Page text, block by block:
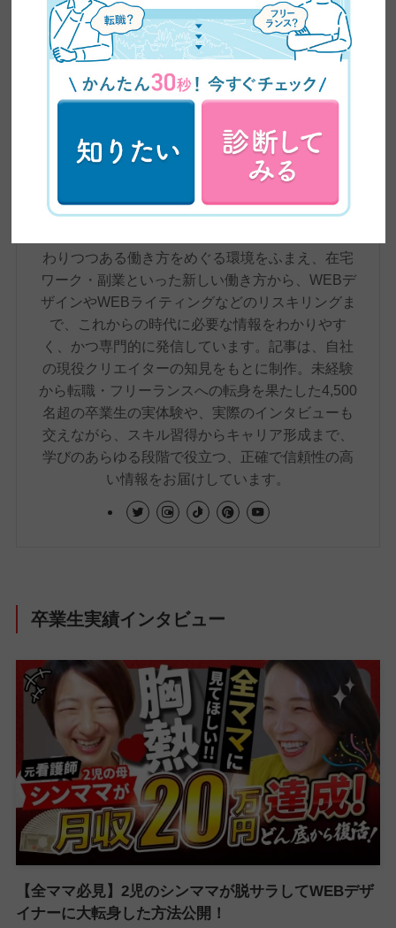
ZEROICHI TIMES by 日本デザイン 編集部
ZEROICHI TIMESは、副業・兼業の解禁や普及、
わりつつある働き方をめぐる環境をふまえ、在宅
ワーク・副業といった新しい働き方から、WEBデ
ザインやWEBライティングなどのリスキリングま
で、これからの時代に必要な情報をわかりやす
く、かつ専門的に発信しています。記事は、自社
の現役クリエイターの知見をもとに制作。未経験
から転職・フリーランスへの転身を果たした4,500
名超の卒業生の実体験や、実際のインタビューも
交えながら、スキル習得からキャリア形成まで、
学びのあらゆる段階で役立つ、正確で信頼性の高
い情報をお届けしています。
卒業生実績インタビュー
【全ママ必見】2児のシンママが脱サラしてWEBデザ
イナーに大転身した方法公開！